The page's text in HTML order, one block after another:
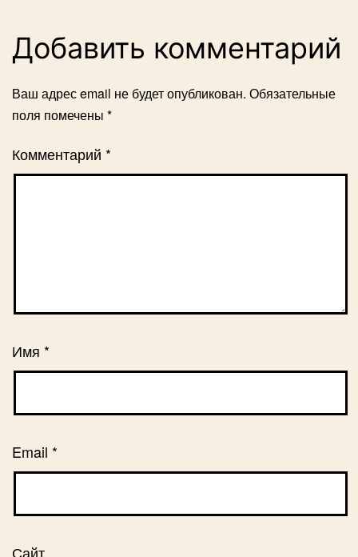
Добавить комментарий
Ваш адрес email не будет опубликован. Обязательные
поля помечены *
Комментарий *
Имя *
Email *
Сайт